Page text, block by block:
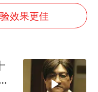
冲奖
2026》阵容官宣
伯克希尔净买入约200亿美元股票
枪口对准中国记者
效果更佳